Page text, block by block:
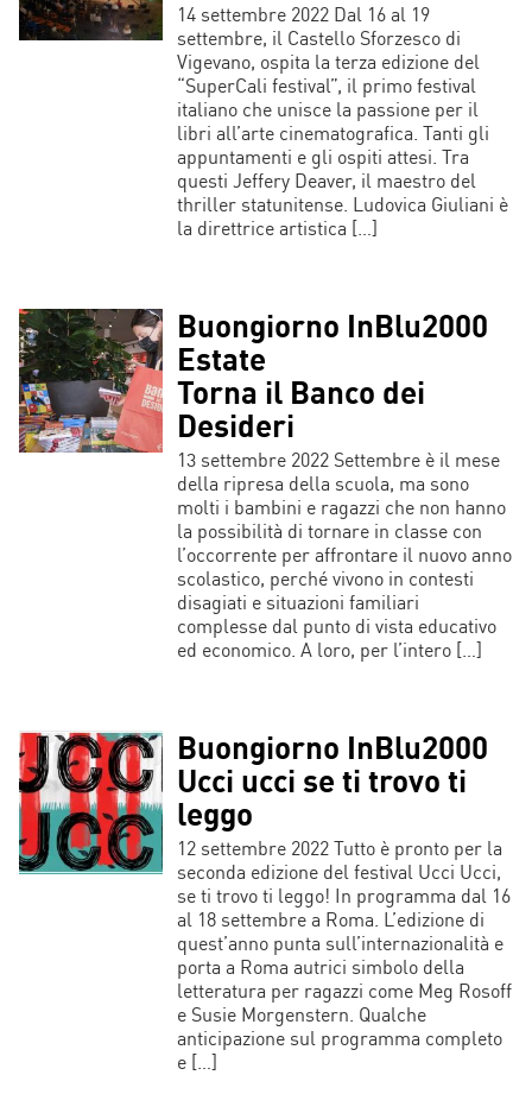
14 settembre 2022 Dal 16 al 19
settembre, il Castello Sforzesco di
Vigevano, ospita la terza edizione del
“SuperCali festival”, il primo festival
italiano che unisce la passione per il
libri all’arte cinematografica. Tanti gli
appuntamenti e gli ospiti attesi. Tra
questi Jeffery Deaver, il maestro del
thriller statunitense. Ludovica Giuliani è
la direttrice artistica […]
Buongiorno InBlu2000
Estate
Torna il Banco dei
Desideri
13 settembre 2022 Settembre è il mese
della ripresa della scuola, ma sono
molti i bambini e ragazzi che non hanno
la possibilità di tornare in classe con
l’occorrente per affrontare il nuovo anno
scolastico, perché vivono in contesti
disagiati e situazioni familiari
complesse dal punto di vista educativo
ed economico. A loro, per l’intero […]
Buongiorno InBlu2000
Ucci ucci se ti trovo ti
leggo
12 settembre 2022 Tutto è pronto per la
seconda edizione del festival Ucci Ucci,
se ti trovo ti leggo! In programma dal 16
al 18 settembre a Roma. L’edizione di
quest’anno punta sull’internazionalità e
porta a Roma autrici simbolo della
letteratura per ragazzi come Meg Rosoff
e Susie Morgenstern. Qualche
anticipazione sul programma completo
e […]